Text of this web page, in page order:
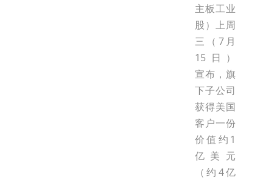
主板工业
股）上周
三（7月
15日）
宣布，旗
下子公司
获得美国
客户一份
价值约1
亿美元
（约4亿